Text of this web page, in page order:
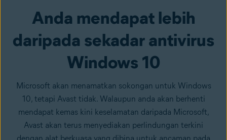
Anda mendapat lebih
daripada sekadar antivirus
Windows 10
Microsoft akan menamatkan sokongan untuk Windows
10, tetapi Avast tidak. Walaupun anda akan berhenti
mendapat kemas kini keselamatan daripada Microsoft,
Avast akan terus menyediakan perlindungan terkini